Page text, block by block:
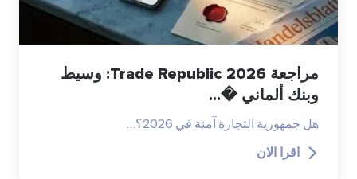
مراجعة Trade Republic 2026: وسيط
وبنك ألماني �...
هل جمهورية التجارة آمنة في 2026؟…
اقرا الان